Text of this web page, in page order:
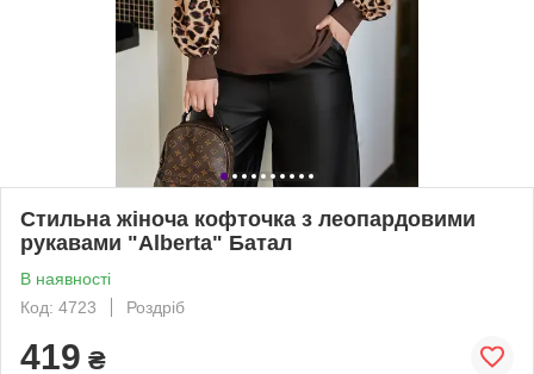
Стильна жіноча кофточка з леопардовими
рукавами "Alberta" Батал
В наявності
Код: 4723
Роздріб
419 ₴